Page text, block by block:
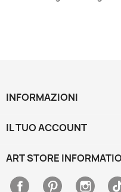
INFORMAZIONI
IL TUO ACCOUNT
ART STORE
FacebookPinterest